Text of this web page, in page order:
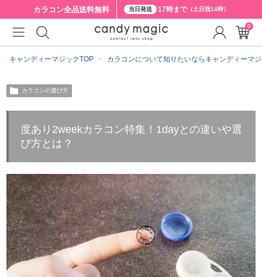
カラコン全品送料無料 当日発送 17時まで（土日祝14時）
キャンディーマジックTOP カラコンについて知りたいならキャンディーマ
カラコンの選び方
度あり2weekカラコン特集！1dayとの違いや選
び方とは？
0